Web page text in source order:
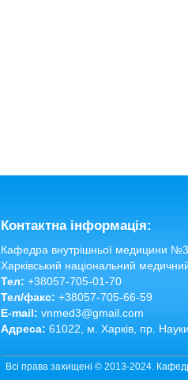
Контактна інформація:
Кафедра внутрішньої медицини №3
Харківський національний
Тел: +38057-705-01-70
Тел/факс: +38057-705-66-59
E-mail: vnmed3@gmail.com
Адреса: 61022, м. Харків, пр.
Всі права захищені © 2013-2024.